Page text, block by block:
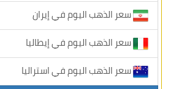
سعر الذهب اليوم في إيران
سعر الذهب اليوم في إيطاليا
سعر الذهب اليوم في استراليا